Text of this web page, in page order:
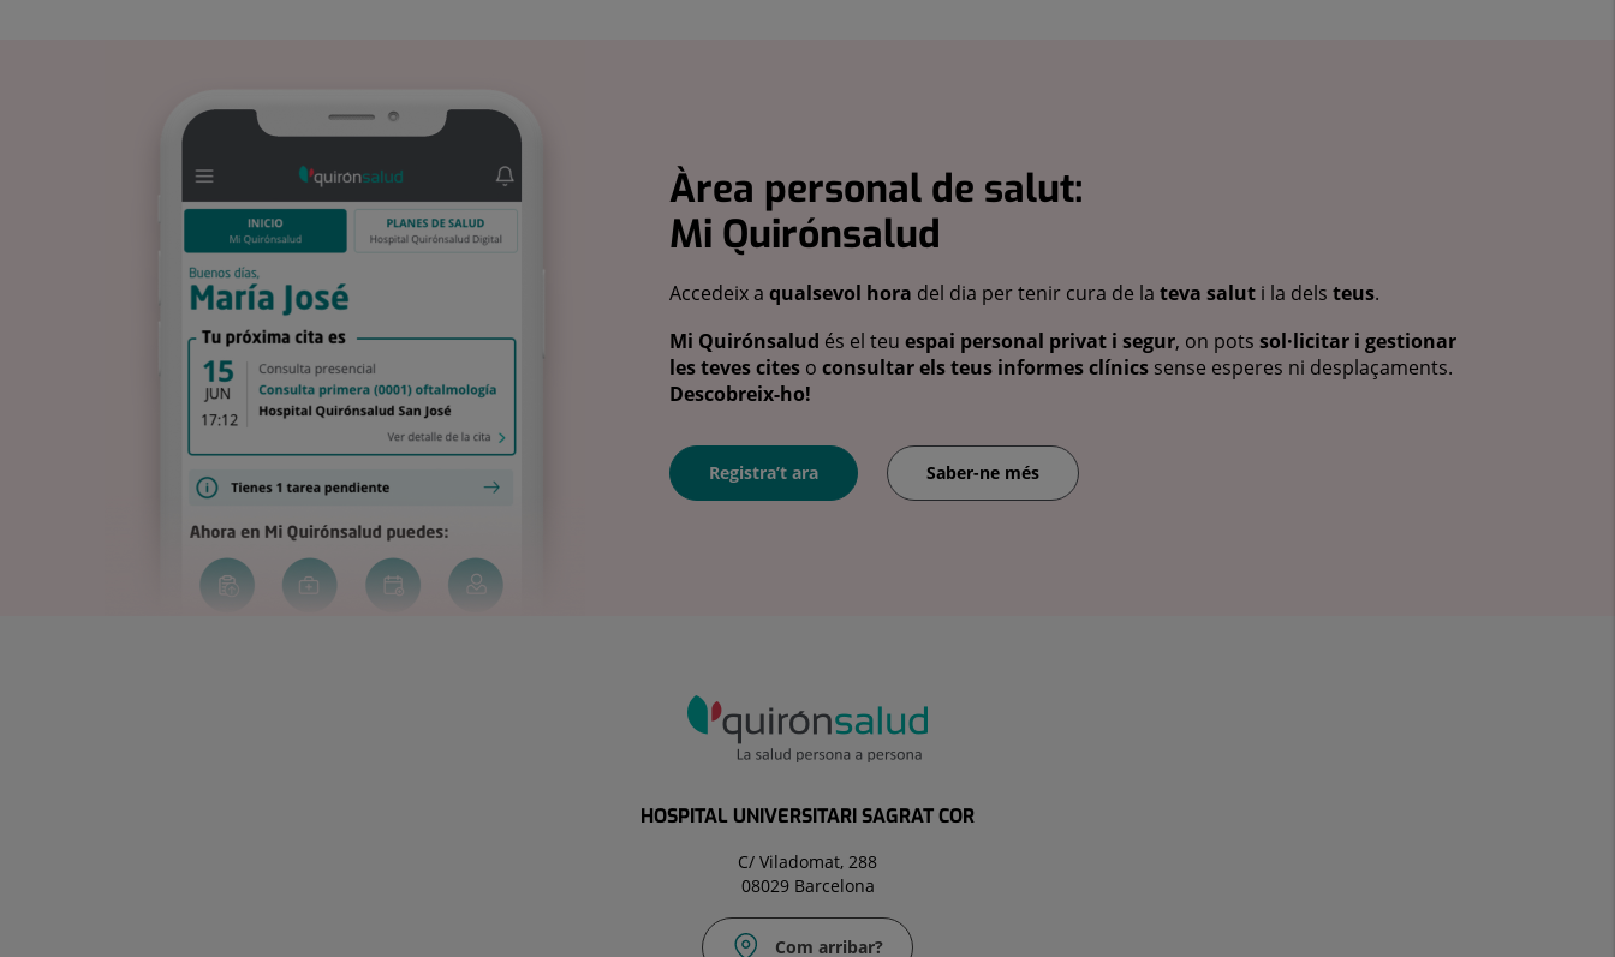
Àrea personal de salut:
Mi Quirónsalud
Accedeix a qualsevol hora del dia per tenir cura de la teva salut i la dels teus.
Mi Quirónsalud és el teu espai personal privat i segur, on pots sol·licitar i gestionar
les teves cites o consultar els teus informes clínics sense esperes ni desplaçaments.
Descobreix-ho!
Registra’t ara Saber-ne més
HOSPITAL UNIVERSITARI SAGRAT COR
C/ Viladomat, 288
08029 Barcelona
Com arribar?